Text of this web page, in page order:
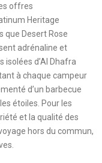
offres
Heritage
que Desert Rose
adrénaline et
isolées d’Al Dhafra
à chaque campeur
d’un barbecue
étoiles. Pour les
et la qualité des
hors du commun,